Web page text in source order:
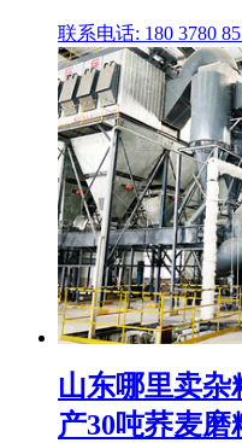
联系电话: 180 3780
山东哪里卖杂
产30吨荞麦磨